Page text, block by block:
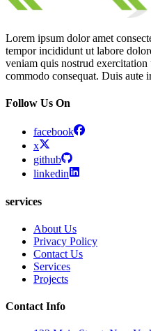
Lorem ipsum dolor amet
tempor incididunt ut labore
veniam quis nostrud
commodo consequat. Duis aute
Follow Us On
facebook
x
github
linkedin
services
About Us
Privacy Policy
Contact Us
Services
Projects
Contact Info